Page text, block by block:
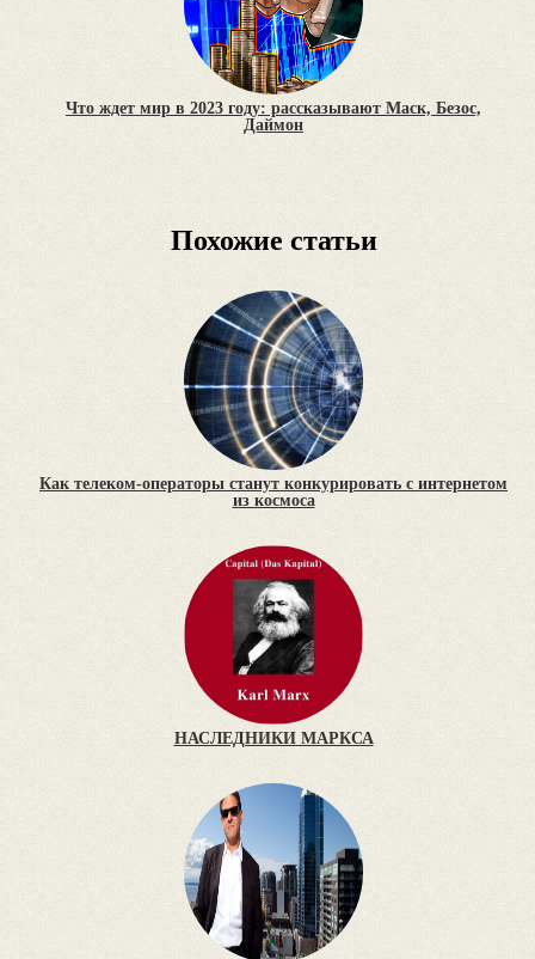
Что ждет мир в 2023 году: рассказывают Маск, Безос,
Даймон
Похожие статьи
Как телеком-операторы станут конкурировать с интернетом
из космоса
НАСЛЕДНИКИ МАРКСА